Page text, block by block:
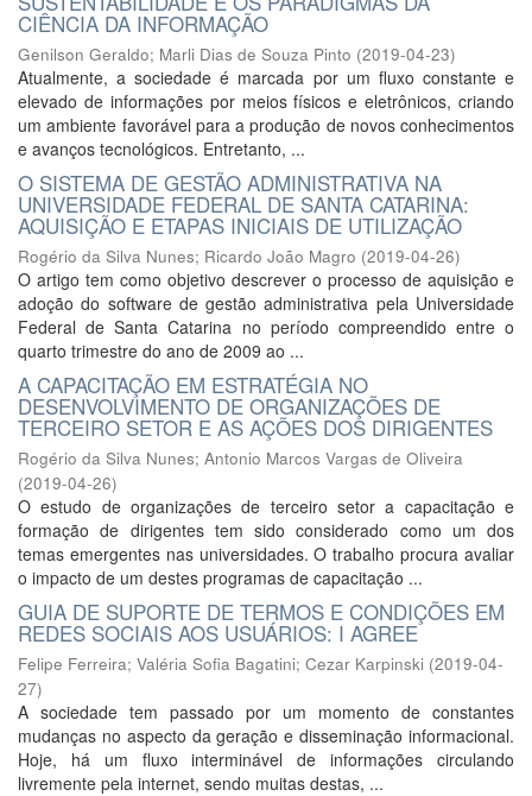
CIÊNCIA DA INFORMAÇÃO
Genilson Geraldo; Marli Dias de Souza Pinto (2019-04-23)
Atualmente, a sociedade é marcada por um fluxo constante e
elevado de informações por meios físicos e eletrônicos, criando
um ambiente favorável para a produção de novos conhecimentos
e avanços tecnológicos. Entretanto, ...
O SISTEMA DE GESTÃO ADMINISTRATIVA NA
UNIVERSIDADE FEDERAL DE SANTA CATARINA:
AQUISIÇÃO E ETAPAS INICIAIS DE UTILIZAÇÃO
Rogério da Silva Nunes; Ricardo João Magro (2019-04-26)
O artigo tem como objetivo descrever o processo de aquisição e
adoção do software de gestão administrativa pela Universidade
Federal de Santa Catarina no período compreendido entre o
quarto trimestre do ano de 2009 ao ...
A CAPACITAÇÃO EM ESTRATÉGIA NO
DESENVOLVIMENTO DE ORGANIZAÇÕES DE
TERCEIRO SETOR E AS AÇÕES DOS DIRIGENTES
Rogério da Silva Nunes; Antonio Marcos Vargas de Oliveira
(2019-04-26)
O estudo de organizações de terceiro setor a capacitação e
formação de dirigentes tem sido considerado como um dos
temas emergentes nas universidades. O trabalho procura avaliar
o impacto de um destes programas de capacitação ...
GUIA DE SUPORTE DE TERMOS E CONDIÇÕES EM
REDES SOCIAIS AOS USUÁRIOS: I AGREE
Felipe Ferreira; Valéria Sofia Bagatini; Cezar Karpinski (2019-04-
27)
A sociedade tem passado por um momento de constantes
mudanças no aspecto da geração e disseminação informacional.
Hoje, há um fluxo interminável de informações circulando
livremente pela internet, sendo muitas destas, ...